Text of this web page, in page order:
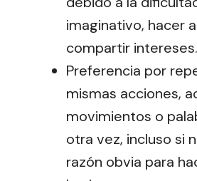
imaginativo, hacer
compartir intereses.
Preferencia por
mismas acciones,
movimientos o
otra vez, incluso si
razón obvia para